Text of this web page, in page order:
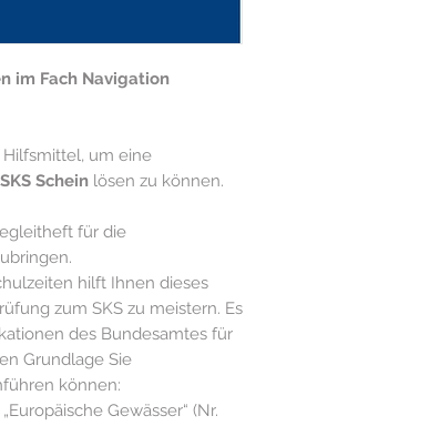
im Fach Navigation
um eine
Schein lösen zu können.
für die
hilft Ihnen dieses
zum SKS zu meistern. Es
des Bundesamtes für
Grundlage Sie
können:
Gewässer“ (Nr.